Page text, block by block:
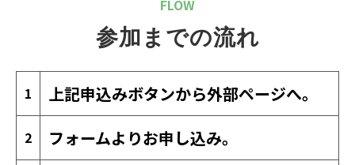
FLOW
参加までの流れ
1 上記申込みボタンから外部ページへ。
2 フォームよりお申し込み。